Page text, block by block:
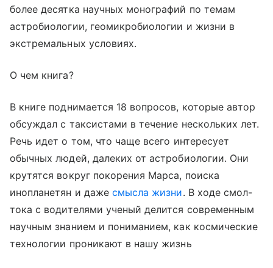
более десятка научных монографий по темам
астробиологии, геомикробиологии и жизни в
экстремальных условиях.
О чем книга?
В книге поднимается 18 вопросов, которые автор
обсуждал с таксистами в течение нескольких лет.
Речь идет о том, что чаще всего интересует
обычных людей, далеких от астробиологии. Они
крутятся вокруг покорения Марса, поиска
инопланетян и даже смысла жизни. В ходе смол-
тока с водителями ученый делится современным
научным знанием и пониманием, как космические
технологии проникают в нашу жизнь